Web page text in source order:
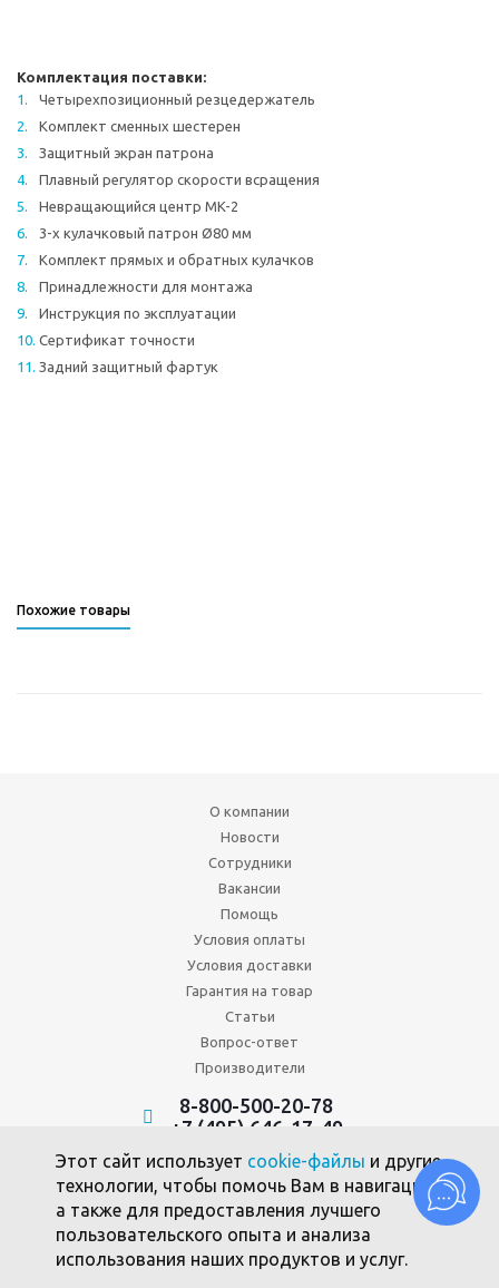
Комплектация поставки:
Четырехпозиционный резцедержатель
Комплект сменных шестерен
Защитный экран патрона
Плавный регулятор скорости всращения
Невращающийся центр MK-2
3-х кулачковый патрон Ø80 мм
Комплект прямых и обратных кулачков
Принадлежности для монтажа
Инструкция по эксплуатации
Сертификат точности
Задний защитный фартук
Похожие товары
О компании
Новости
Сотрудники
Вакансии
Помощь
Условия оплаты
Условия доставки
Гарантия на товар
Статьи
Вопрос-ответ
Производители
8-800-500-20-78
+7 (495) 646-17-49
Политика конфиденциальности
Пользовательское соглашение
Политика использования файлов cookie
2010 -2026 © Союзпромкомплект
Этот сайт использует cookie-файлы и другие
технологии, чтобы помочь Вам в навигации,
а также для предоставления лучшего
пользовательского опыта и анализа
использования наших продуктов и услуг.